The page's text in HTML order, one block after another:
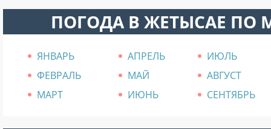
ПОГОДА В ЖЕТЫСАЕ ПО
ЯНВАРЬ АПРЕЛЬ
ИЮЛЬ
ФЕВРАЛЬ
МАЙ
АВГУСТ
МАРТ
ИЮНЬ СЕНТЯБРЬ